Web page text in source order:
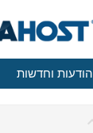
הודעות וחדשות